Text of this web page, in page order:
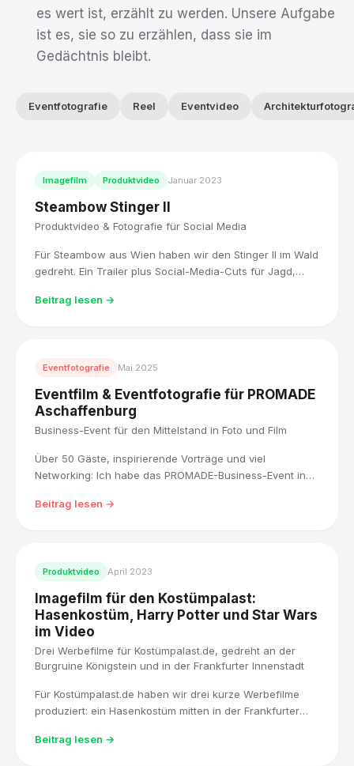
es wert ist, erzählt zu werden. Unsere Aufgabe
ist es, sie so zu erzählen, dass sie im
Gedächtnis bleibt.
Eventfotografie Reel Eventvideo
Imagefilm Produktvideo Januar 2023
Steambow Stinger II
Produktvideo & Fotografie für Social Media
Für Steambow aus Wien haben wir den Stinger II im Wald
gedreht. Ein Trailer plus Social-Media-Cuts für Jagd,
Beitrag lesen →
Eventfotografie Mai 2025
Eventfilm & Eventfotografie für PROMADE
Aschaffenburg
Business-Event für den Mittelstand in Foto und Film
Über 50 Gäste, inspirierende Vorträge und viel
Networking: Ich habe das PROMADE-Business-Event in
Welcome über Vortrag bis Networking.
Beitrag lesen →
Produktvideo April 2023
Imagefilm für den Kostümpalast:
Hasenkostüm, Harry Potter und Star Wars
im Video
Drei Werbefilme für Kostümpalast.de, gedreht an der
Burgruine Königstein und in der Frankfurter Innenstadt
Für Kostümpalast.de haben wir drei kurze Werbefilme
produziert: ein Hasenkostüm mitten in der Frankfurter
Königstein.
Beitrag lesen →